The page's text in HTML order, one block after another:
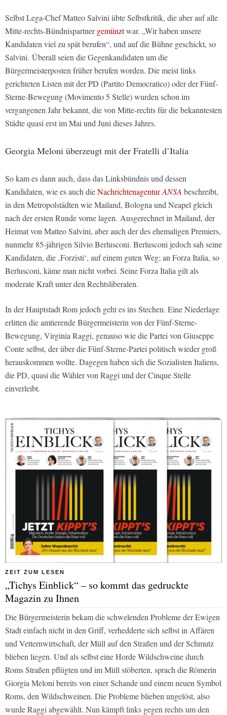
Selbst Lega-Chef Matteo Salvini übte Selbstkritik, die aber auf alle
Mitte-rechts-Bündnispartnergemünztwar. „Wir haben unsere
Kandidaten viel zu spät berufen“, und auf die Bühne geschickt, so
Salvini. Überall seien die Gegenkandidaten um die
Bürgermeisterposten früher berufen worden. Die meist links
gerichteten Listen mit der PD (Partito Democratico) oder der Fünf-
Sterne-Bewegung (Movimento 5 Stelle) wurden schon im
vergangenen Jahr bekannt, die von Mitte-rechts für die bekanntesten
Städte quasi erst im Mai und Juni dieses Jahres.
Georgia Meloni überzeugt mit der Fratelli d’Italia
So kam es dann auch, dass das Linksbündnis und dessen
Kandidaten, wie es auch dieNachrichtenagenturANSA beschreibt,
in den Metropolstädten wie Mailand, Bologna und Neapel gleich
nach der ersten Runde vorne lagen. Ausgerechnet in Mailand, der
Heimat von Matteo Salvini, aber auch der des ehemaligen Premiers,
nunmehr 85-jährigen Silvio Berlusconi. Berlusconi jedoch sah seine
Kandidaten, die ‚Forzisti‘, auf einem guten Weg; an Forza Italia, so
Berlusconi, käme man nicht vorbei. Seine Forza Italia gilt als
moderate Kraft unter den Rechtsliberalen.
In der Hauptstadt Rom jedoch geht es ins Stechen. Eine Niederlage
erlitten die amtierende Bürgermeisterin von der Fünf-Sterne-
Bewegung, Virginia Raggi, genauso wie die Partei von Giuseppe
Conte selbst, der über die Fünf-Sterne-Partei politisch wieder groß
herauskommen wollte. Dagegen haben sich die Sozialisten Italiens,
die PD, quasi die Wähler von Raggi und der Cinque Stelle
einverleibt.
ZEIT ZUM LESEN
„Tichys Einblick“ – so kommt das gedruckte
Magazin zu Ihnen
Die Bürgermeisterin bekam die schwelenden Probleme der Ewigen
Stadt einfach nicht in den Griff, verhedderte sich selbst in Affären
und Vetternwirtschaft, der Müll auf den Straßen und der Schmutz
blieben liegen. Und als selbst eine Horde Wildschweine durch
Roms Straßen pflügten und im Müll stöberten, sprach die Römerin
Giorgia Meloni bereits von einer Schande und einem neuen Symbol
Roms, den Wildschweinen. Die Probleme blieben ungelöst, also
wurde Raggi abgewählt. Nun kämpft links gegen rechts um den